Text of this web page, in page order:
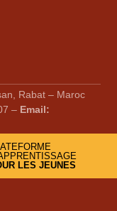
Rabat – Maroc
– Email:
LES JEUNES